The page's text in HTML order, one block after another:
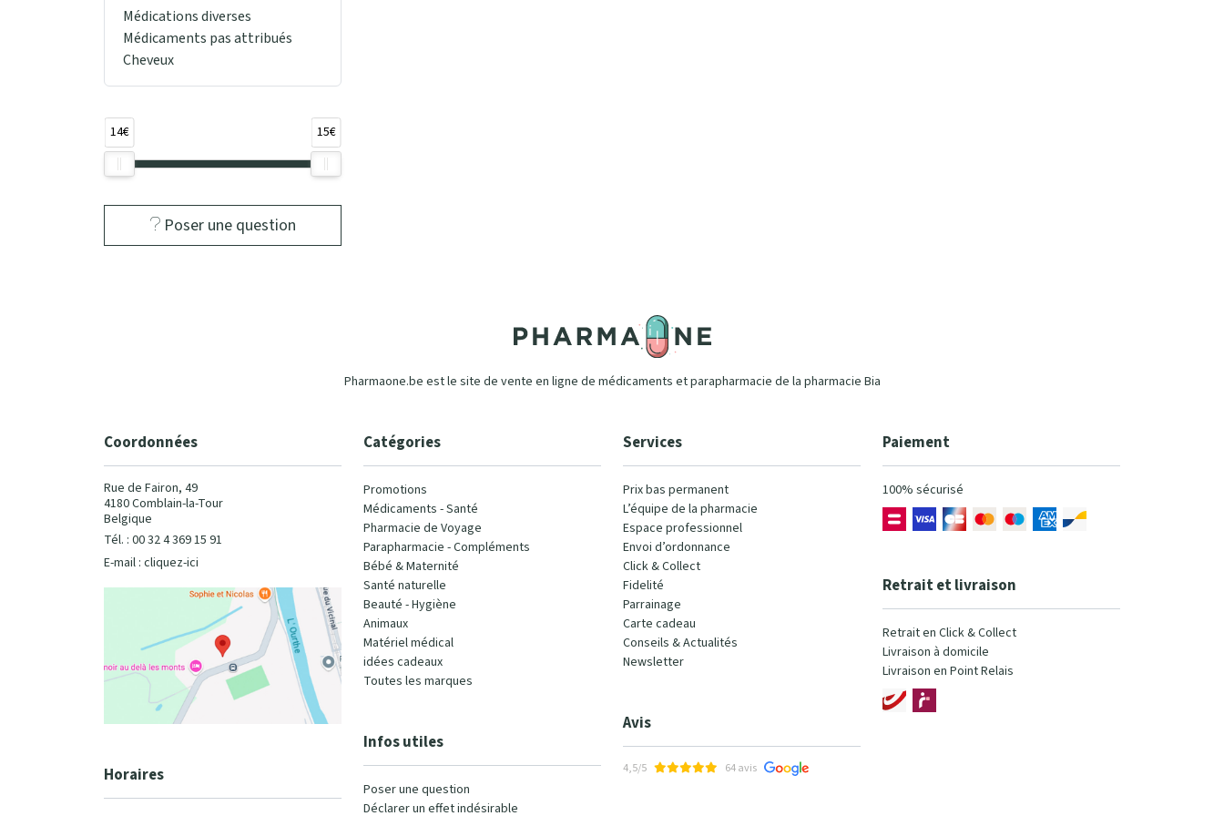
Médications diverses
Médicaments pas attribués
Cheveux
14€ 15€
Poser une question
Pharmaone.be est le site de vente en ligne de médicaments et parapharmacie de la pharmacie Bia
Coordonnées
Rue de Fairon, 49
4180 Comblain-la-Tour
Belgique
Tél. : 00 32 4 369 15 91
E-mail : cliquez-ici
Horaires
Catégories
Promotions
Médicaments - Santé
Pharmacie de Voyage
Parapharmacie - Compléments
Bébé & Maternité
Santé naturelle
Beauté - Hygiène
Animaux
Matériel médical
idées cadeaux
Toutes les marques
Infos utiles
Poser une question
Déclarer un effet indésirable
Services
Prix bas permanent
L’équipe de la pharmacie
Espace professionnel
Envoi d’ordonnance
Click & Collect
Fidelité
Parrainage
Carte cadeau
Conseils & Actualités
Newsletter
Avis
4,5/5 64 avis
Paiement
100% sécurisé
Retrait et livraison
Retrait en Click & Collect
Livraison à domicile
Livraison en Point Relais